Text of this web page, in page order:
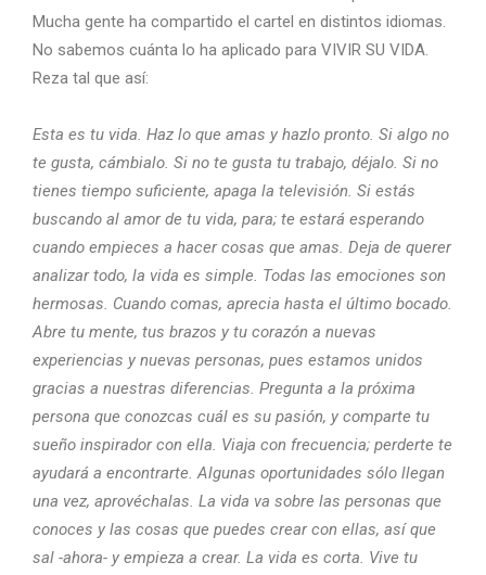
Mucha gente ha compartido el cartel en distintos idiomas.
No sabemos cuánta lo ha aplicado para VIVIR SU VIDA.
Reza tal que así:
Esta es tu vida. Haz lo que amas y hazlo pronto. Si algo no
te gusta, cámbialo. Si no te gusta tu trabajo, déjalo. Si no
tienes tiempo suficiente, apaga la televisión. Si estás
buscando al amor de tu vida, para; te estará esperando
cuando empieces a hacer cosas que amas. Deja de querer
analizar todo, la vida es simple. Todas las emociones son
hermosas. Cuando comas, aprecia hasta el último bocado.
Abre tu mente, tus brazos y tu corazón a nuevas
experiencias y nuevas personas, pues estamos unidos
gracias a nuestras diferencias. Pregunta a la próxima
persona que conozcas cuál es su pasión, y comparte tu
sueño inspirador con ella. Viaja con frecuencia; perderte te
ayudará a encontrarte. Algunas oportunidades sólo llegan
una vez, aprovéchalas. La vida va sobre las personas que
conoces y las cosas que puedes crear con ellas, así que
sal -ahora- y empieza a crear. La vida es corta. Vive tu